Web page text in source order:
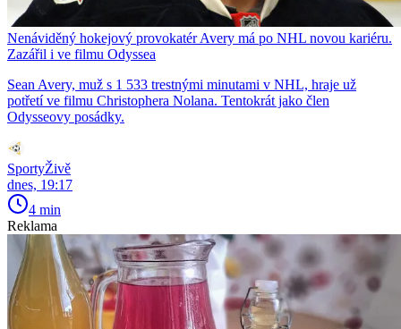
Nenáviděný hokejový provokatér Avery má po NHL novou kariéru.
Zazářil i ve filmu Odyssea
Sean Avery, muž s 1 533 trestnými minutami v NHL, hraje už
potřetí ve filmu Christophera Nolana. Tentokrát jako člen
Odysseovy posádky.
SportyŽivě
dnes, 19:17
4 min
Reklama